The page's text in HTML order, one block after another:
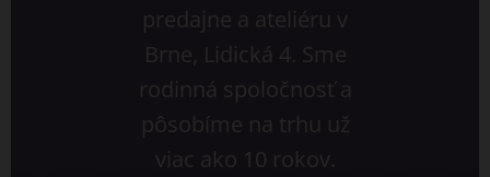
predajne a ateliéru v
Brne, Lidická 4. Sme
rodinná spoločnosť a
pôsobíme na trhu už
viac ako 10 rokov.